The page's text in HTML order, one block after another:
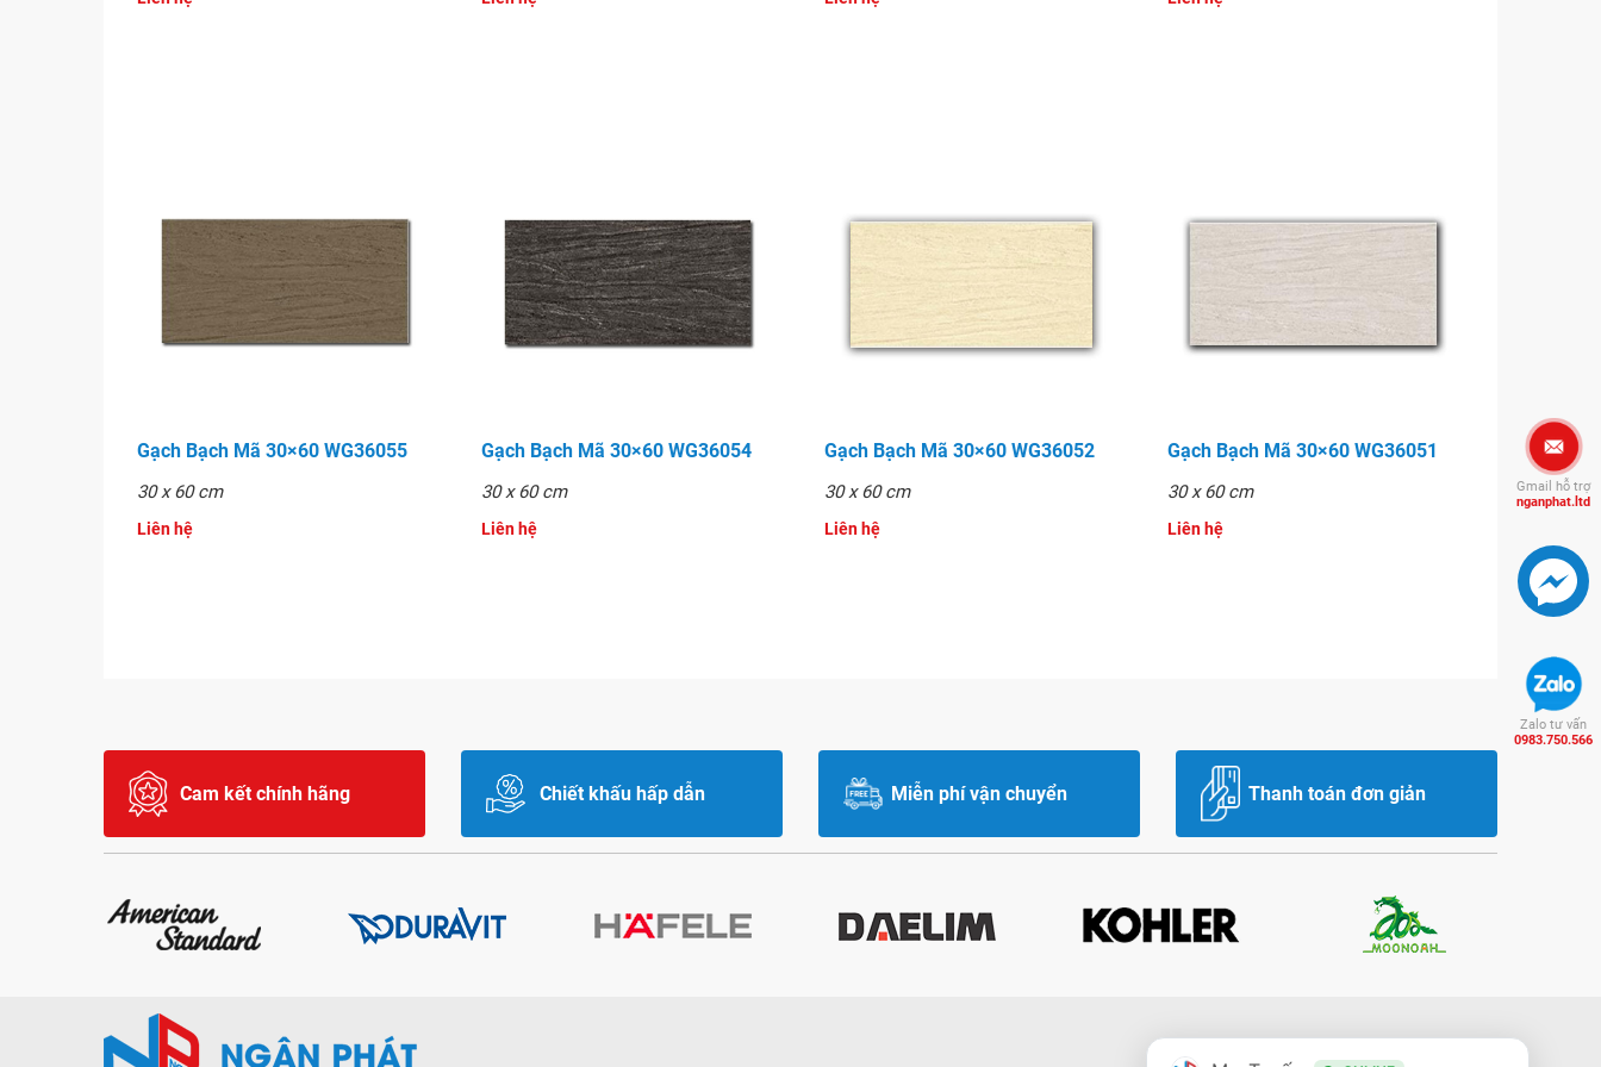
Gạch Bạch Mã 30×60 WG36055
30 x 60 cm
Liên hệ
Gạch Bạch Mã 30×60 WG36054
30 x 60 cm
Liên hệ
Gạch Bạch Mã 30×60 WG36052
30 x 60 cm
Liên hệ
Gạch Bạch Mã 30×60 WG36051
30 x 60 cm
Liên hệ
Cam kết chính hãng Chiết khấu hấp dẫn Miễn phí vận chuyển Thanh toán đơn giản
Gmail hỗ trợ
nganphat.ltd
Zalo tư vấn
0983.750.566